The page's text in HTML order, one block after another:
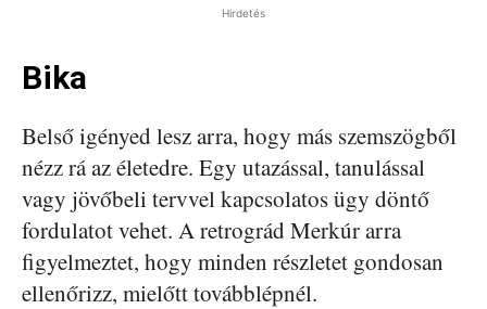
Hirdetés
Bika
Belső igényed lesz arra, hogy más szemszögből
nézz rá az életedre. Egy utazással, tanulással
vagy jövőbeli tervvel kapcsolatos ügy döntő
fordulatot vehet. A retrográd Merkúr arra
figyelmeztet, hogy minden részletet gondosan
ellenőrizz, mielőtt továbblépnél.